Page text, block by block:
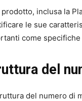
prodotto, inclusa la
le sue
come
del
del numero di